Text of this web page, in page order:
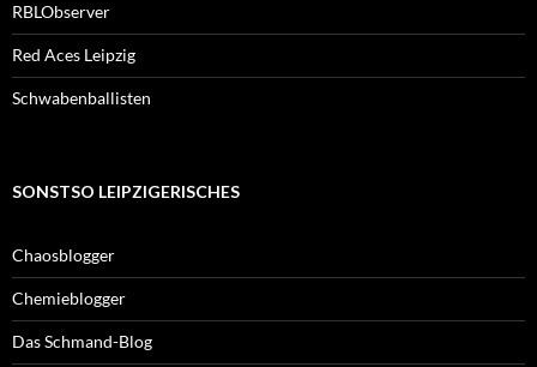
RBLObserver
Red Aces Leipzig
Schwabenballisten
SONSTSO LEIPZIGERISCHES
Chaosblogger
Chemieblogger
Das Schmand-Blog